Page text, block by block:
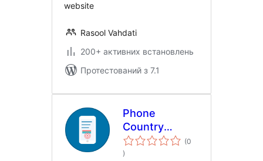
website
Rasool Vahdati
200+ активних встановлень
Протестований з 7.1
Phone
Country
Autodetect for
Forminator
(0
загальний
рейтинг
)